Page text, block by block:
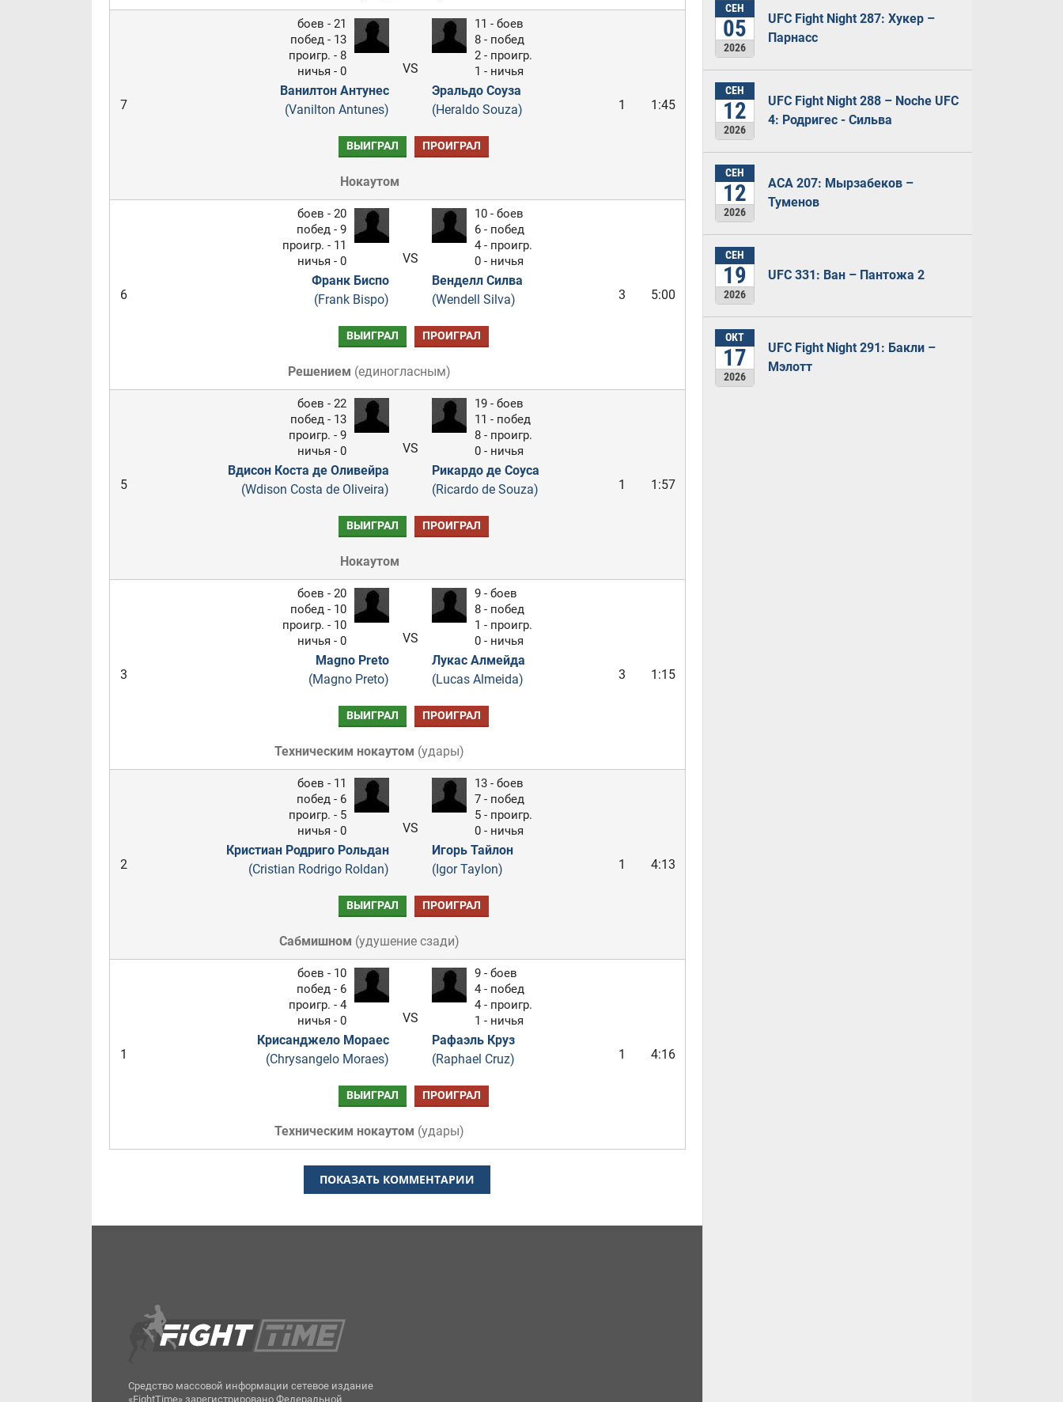
7
боев - 21
побед - 13
проигр. - 8
ничья - 0
Ванилтон Антунес
(Vanilton Antunes)
VS
11 - боев
8 - побед
2 - проигр.
1 - ничья
Эральдо Соуза
(Heraldo Souza)
1 1:45
ВЫИГРАЛ ПРОИГРАЛ
Нокаутом
6
боев - 20
побед - 9
проигр. - 11
ничья - 0
Франк Биспо
(Frank Bispo)
VS
10 - боев
6 - побед
4 - проигр.
0 - ничья
Венделл Силва
(Wendell Silva)
3 5:00
ВЫИГРАЛ ПРОИГРАЛ
Решением (единогласным)
5
боев - 22
побед - 13
проигр. - 9
ничья - 0
Вдисон Коста де Оливейра
(Wdison Costa de Oliveira)
VS
19 - боев
11 - побед
8 - проигр.
0 - ничья
Рикардо де Соуса
(Ricardo de Souza)
1 1:57
ВЫИГРАЛ ПРОИГРАЛ
Нокаутом
3
боев - 20
побед - 10
проигр. - 10
ничья - 0
Magno Preto
(Magno Preto)
VS
9 - боев
8 - побед
1 - проигр.
0 - ничья
Лукас Алмейда
(Lucas Almeida)
3 1:15
ВЫИГРАЛ ПРОИГРАЛ
Техническим нокаутом (удары)
2
боев - 11
побед - 6
проигр. - 5
ничья - 0
Кристиан Родриго Рольдан
(Cristian Rodrigo Roldan)
VS
13 - боев
7 - побед
5 - проигр.
0 - ничья
Игорь Тайлон
(Igor Taylon)
1 4:13
ВЫИГРАЛ ПРОИГРАЛ
Сабмишном (удушение сзади)
1
боев - 10
побед - 6
проигр. - 4
ничья - 0
Крисанджело Мораес
(Chrysangelo Moraes)
VS
9 - боев
4 - побед
4 - проигр.
1 - ничья
Рафаэль Круз
(Raphael Cruz)
1 4:16
ВЫИГРАЛ ПРОИГРАЛ
Техническим нокаутом (удары)
ПОКАЗАТЬ КОММЕНТАРИИ
СЕН
05
2026
UFC Fight Night 287: Хукер –
Парнасс
СЕН
12
2026
UFC Fight Night 288 – Noche UFC
4: Родригес - Сильва
СЕН
12
2026
ACA 207: Мырзабеков –
Туменов
СЕН
19
2026
UFC 331: Ван – Пантожа 2
ОКТ
17
2026
UFC Fight Night 291: Бакли –
Мэлотт
Средство массовой информации сетевое издание
«FightTime» зарегистрировано Федеральной